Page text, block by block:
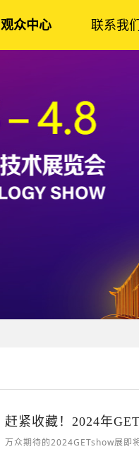
观众中心 联系我
赶紧收藏！2024年
万众期待的2024GETshow展即